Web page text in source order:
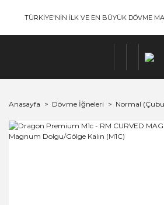
TÜRKİYE'NİN İLK VE EN BÜYÜK DÖVME
Anasayfa Dövme İğneleri Normal